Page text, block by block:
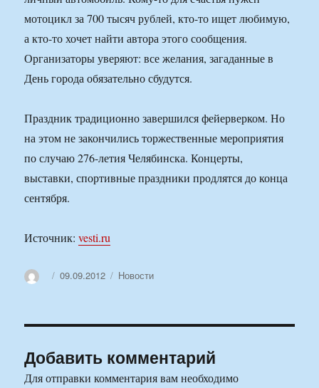
мотоцикл за 700 тысяч рублей, кто-то ищет любимую,
а кто-то хочет найти автора этого сообщения.
Организаторы уверяют: все желания, загаданные в
День города обязательно сбудутся.
Праздник традиционно завершился фейерверком. Но
на этом не закончились торжественные мероприятия
по случаю 276-летия Челябинска. Концерты,
выставки, спортивные праздники продлятся до конца
сентября.
Источник:vesti.ru
АвторОпубликовано
09.09.2012 Рубрики
Новости
Добавить комментарий
Для отправки комментария вам необходимо